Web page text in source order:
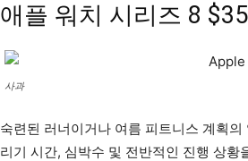
애플 워치 시리즈 8
사과
숙련된 러너이거나 여름 피트니스 계획
리기 시간, 심박수 및 전반적인 진행 상